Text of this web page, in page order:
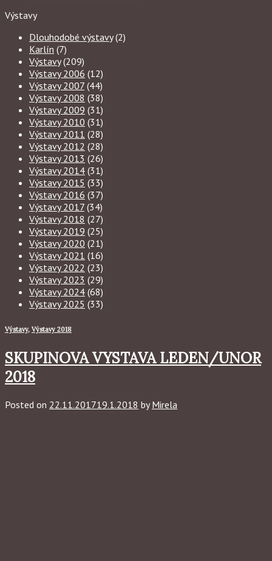
Výstavy
Dlouhodobé výstavy(2)
Karlín (7)
Výstavy(209)
Výstavy 2006 (12)
Výstavy 2007 (44)
Výstavy 2008 (38)
Výstavy 2009 (31)
Výstavy 2010 (31)
Výstavy 2011 (28)
Výstavy 2012 (28)
Výstavy 2013 (26)
Výstavy 2014 (31)
Výstavy 2015 (33)
Výstavy 2016 (37)
Výstavy 2017 (34)
Výstavy 2018 (27)
Výstavy 2019 (25)
Výstavy 2020 (21)
Výstavy 2021 (16)
Výstavy 2022 (23)
Výstavy 2023 (29)
Výstavy 2024 (68)
Výstavy 2025 (33)
Výstavy, Výstavy 2018
SKUPINOVA VYSTAVA LEDEN/UNOR
2018
Posted on 22.11.201719.1.2018 byMirela